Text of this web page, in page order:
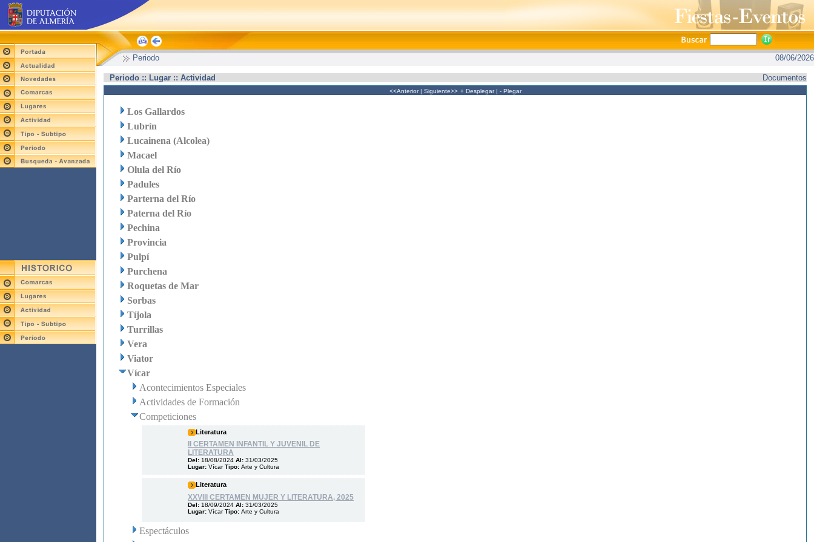
Periodo 08/06/2026
Periodo :: Lugar :: Actividad Documentos
<<Anterior| Siguiente>> + Desplegar| - Plegar
Los Gallardos
Lubrín
Lucainena (Alcolea)
Macael
Olula del Río
Padules
Parterna del Río
Paterna del Río
Pechina
Provincia
Pulpí
Purchena
Roquetas de Mar
Sorbas
Tíjola
Turrillas
Vera
Viator
Vícar
Acontecimientos Especiales
Actividades de Formación
Competiciones
Literatura
II CERTAMEN INFANTIL Y JUVENIL DE
LITERATURA
Del: 18/08/2024 Al: 31/03/2025
Lugar: VícarTipo: Arte y Cultura
Literatura
XXVIII CERTAMEN MUJER Y LITERATURA, 2025
Del: 18/09/2024 Al: 31/03/2025
Lugar: VícarTipo: Arte y Cultura
Espectáculos